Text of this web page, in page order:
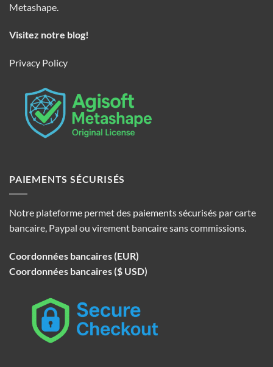
Metashape.
Visitez notre blog!
Privacy Policy
PAIEMENTS SÉCURISÉS
Notre plateforme permet des paiements sécurisés par carte
bancaire, Paypal ou virement bancaire sans commissions.
Coordonnées bancaires (EUR)
Coordonnées bancaires ($ USD)